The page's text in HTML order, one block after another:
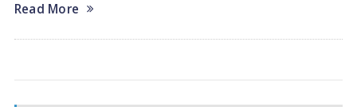
Read More